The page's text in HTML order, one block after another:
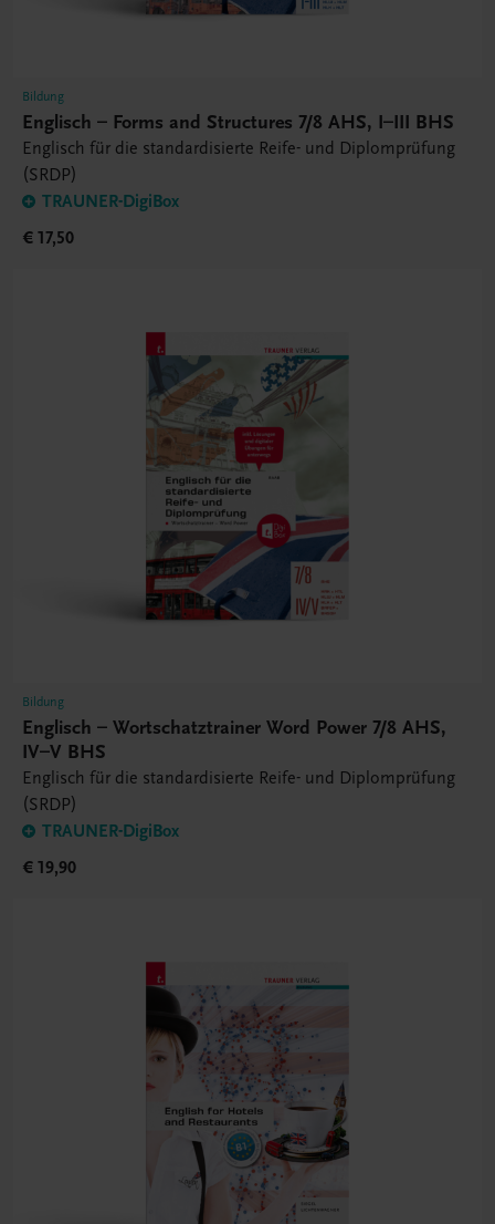
Bildung
Englisch – Forms and Structures 7/8 AHS, I–III BHS
Englisch für die standardisierte Reife- und Diplomprüfung
(SRDP)
TRAUNER-DigiBox
€ 17,50
Bildung
Englisch – Wortschatztrainer Word Power 7/8 AHS,
IV–V BHS
Englisch für die standardisierte Reife- und Diplomprüfung
(SRDP)
TRAUNER-DigiBox
€ 19,90